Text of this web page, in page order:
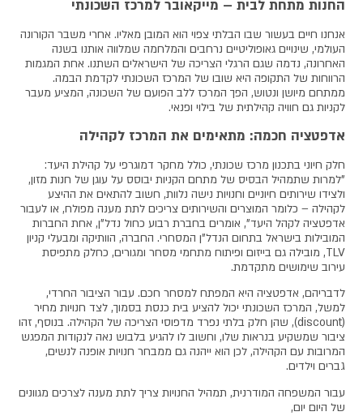
החנות מתחת לבית – מייקאובר למרכז השכונתי
אנחנו חיים בעשור שבו הבלתי צפוי הוא המובן מאליו. אחרי משבר הקורונה
העולמי, שינויים גאופוליטיים נרחבים והמלחמה שמלווה אותנו בשנה
האחרונה, נדמה שגם הרגלי הצריכה של הישראלים השתנו. אחת המגמות
הרווחות של התקופה היא שובו של המרכז השכונתי לקדמת הבמה.
ממתחם מיושן ונטוש, הפך המרכז ללב הפועם של השכונה, המציע מעבר
לקניות גם חוויה קהילתית של בילוי ופנאי.
אדפטציה חכמה: מתאימים את המרכז לקהילה
חלק חיוני בתכנון מרכז שכונתי, כולל מחקר דמוגרפי על קהילת היעד:
"למרות שתמהיל הבסיס של מתחם הקניות יבוסס על עוגן של חנות מזון,
ולצידו שירותים חיוניים וחנויות נישה נלוות, חשוב להתאים את ההיצע
לקהילה – כלומר המוצרים והשירותים צריכים לתת מענה מפולח, או לעבור
אדפטציה לקהל היעד", אומרים בחברת רבוע כחול נדל"ן, אחת החברות
המובילות בישראל בתחום הנדל"ן המסחרי. החברה, הוותיקה ומבעלי קניון
TLV, מובילה גם בייזום ופיתוח מתחמי מסחר ומגורים, כחלק מתפיסת
עירוב שימושים מתקדמת.
לדבריהם, אדפטציה היא המפתח למסחר חכם. עבור הציבור החרדי,
למשל, המרכז השכונתי יכול להציע בית כנסת בסמוך, לצד חנויות מחיר
(
discount), שהן חלק בלתי נפרד מדפוסי הצריכה של הקהילה. בנוסף, זהו
ציבור שמשקיע בנראות שלו, וחשוב לו להגיע בלבוש נאה לנקודות המפגש
המרובות עם הקהילה, לכן הוא ייהנה גם ממבחר חנויות אופנה לנשים,
גברים וילדים.
עבור המשפחה המודרנית, תמהיל החנויות צריך לתת מענה לצרכים מגוונים
של היום יום,